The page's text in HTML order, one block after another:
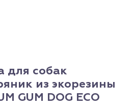
для собак
из экорезины
GUM DOG ECO